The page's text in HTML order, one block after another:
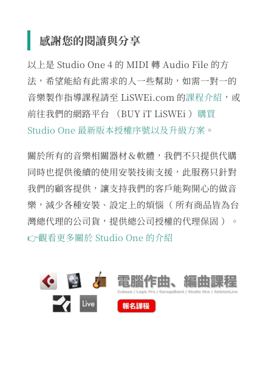
感謝您的閱讀與分享
以上是 Studio One 4 的 MIDI 轉 Audio File 的方
法，希望能給有此需求的人一些幫助，如需一對一的
音樂製作指導課程請至 LiSWEi.com 的課程介紹 ，或
前往我們的網路平台 （BUY iT LiSWEi ） 購買
Studio One 最新版本授權序號以及升級方案 。
關於所有的音樂相關器材＆軟體，我們不只提供代購
同時也提供後續的使用安裝技術支援，此服務只針對
我們的顧客提供，讓支持我們的客戶能夠開心的做音
樂，減少各種安裝、設定上的煩惱（ 所有商品皆為台
灣總代理的公司貨，提供總公司授權的代理保固 ）。
👉觀看更多關於 Studio One 的介紹